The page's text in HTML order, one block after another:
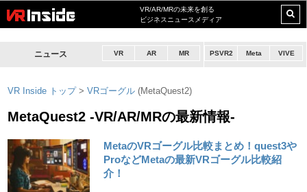
VR/AR/MRの未来を創る
ビジネスニュースメディア
ニュース VR AR MR PSVR2 Meta VIVE
VR Inside トップ >VRゴーグル (MetaQuest2)
MetaQuest2 -VR/AR/MRの最新情報-
MetaのVRゴーグル比較まとめ！quest3や
ProなどMetaの最新VRゴーグル比較紹
介！